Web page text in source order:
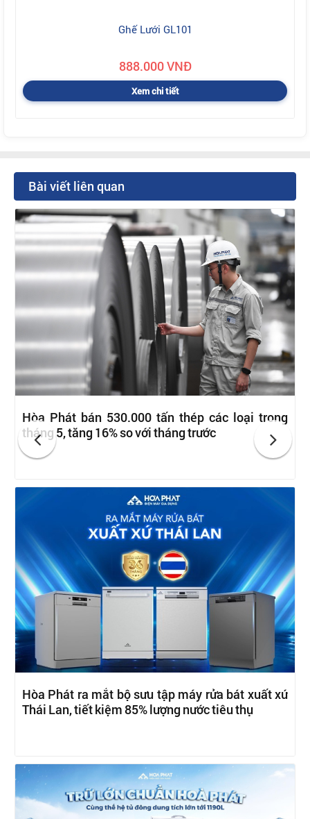
Ghế Lưới GL101
888.000 VNĐ
Xem chi tiết
Bài viết liên quan
Hòa Phát bán 530.000 tấn thép các loại trong
tháng 5, tăng 16% so với tháng trước
Hòa Phát ra mắt bộ sưu tập máy rửa bát xuất xứ
Thái Lan, tiết kiệm 85% lượng nước tiêu thụ